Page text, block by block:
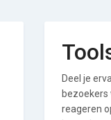
Deel je
bezoekers
reageren